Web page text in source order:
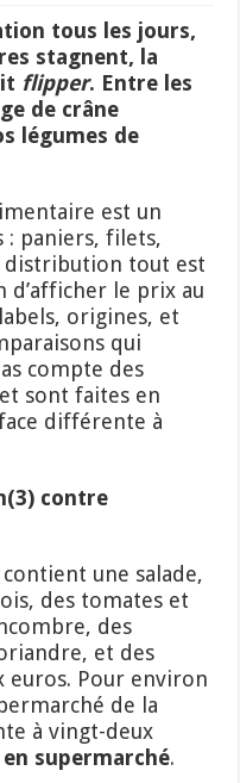
tous les jours,
stagnent, la
flipper. Entre les
de crâne
légumes de
est un
: paniers, filets,
distribution tout est
d’afficher le prix au
origines, et
qui
compte des
sont faites en
différente à
(3) contre
une salade,
des tomates et
des
et des
Pour environ
de la
à vingt-deux
supermarché.